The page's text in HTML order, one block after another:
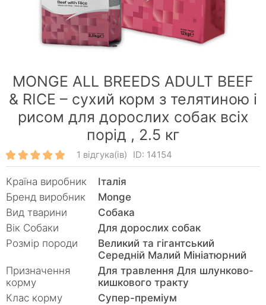
MONGE ALL BREEDS ADULT BEEF
& RICE – сухий корм з телятиною і
рисом для дорослих собак всіх
порід , 2.5 кг
1 відгука(ів) ID: 14154
Країна виробник
Італія
Бренд виробник
Monge
Вид тварини
Собака
Вік Собаки
Для дорослих собак
Розмір породи
Великий та гігантський
Середній Малий Мініатюрний
Призначення
корму
Для травлення Для шлунково-
кишкового тракту
Клас корму
Супер-преміум